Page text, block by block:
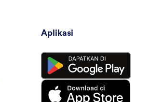
Aplikasi